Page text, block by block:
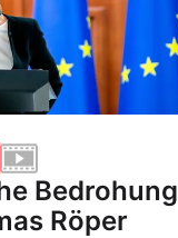
Bedrohung
Röper